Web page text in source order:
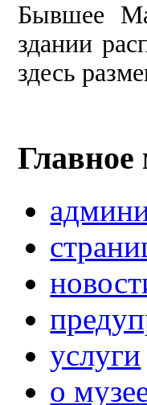
Бывшее
здании
здесь
услуги
о